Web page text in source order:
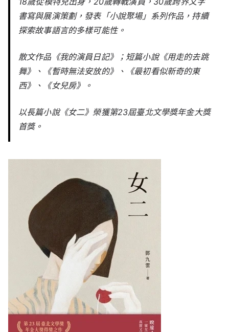
書寫與展演策劃，發表「小說聚場」系列作品，持續
探索故事語言的多樣可能性。
散文作品《我的演員日記》；短篇小說《用走的去跳
舞》、《暫時無法安放的》、《最初看似新奇的東
西》、《女兒房》。
以長篇小說《女二》榮獲第23屆臺北文學獎年金大獎
首獎。